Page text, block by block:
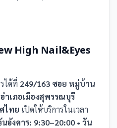
High Nail&Eyes
ได้ที่ 249/163 ซอย หมู่บ้าน
ำเภอเมืองสุพรรณบุรี
ไทย เปิดให้บริการในเวลา
อังคาร: 9:30–20:00 • วัน